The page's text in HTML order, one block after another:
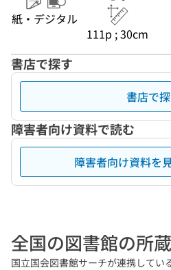
紙・デジタル
111p ; 30cm
書店で探す
書店で
障害者向け資料で読む
障害者向け資料を
全国の図書館の所蔵
国立国会図書館サーチが連携してい